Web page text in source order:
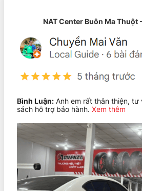
NAT Center Buôn Ma Thuột
Bình Luận:Anh em rất thân thiện, tư
sách hỗ trợ bảo hành. Xem thêm